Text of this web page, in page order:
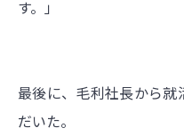
す。」
最後に、毛利社長から
だいた。